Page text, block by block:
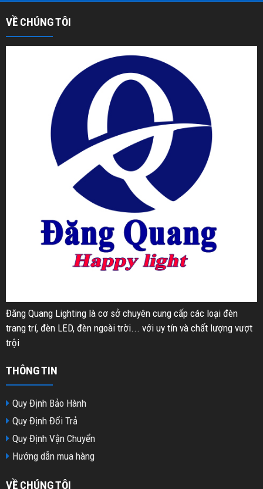
VỀ CHÚNG TÔI
Đăng Quang Lighting là cơ sở chuyên cung cấp các loại đèn
trang trí, đèn LED, đèn ngoài trời... với uy tín và chất lượng vượt
trội
THÔNG TIN
Quy Định Bảo Hành
Quy Định Đổi Trả
Quy Định Vận Chuyển
Hướng dẫn mua hàng
VỀ CHÚNG TÔI